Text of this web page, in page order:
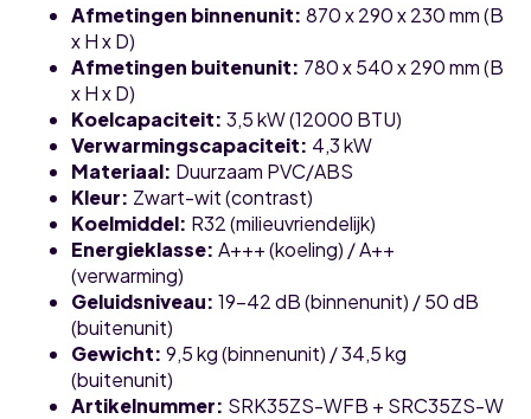
Afmetingen binnenunit: 870 x 290 x 230 mm (B
x H x D)
Afmetingen buitenunit: 780 x 540 x 290 mm (B
x H x D)
Koelcapaciteit: 3,5 kW (12000 BTU)
Verwarmingscapaciteit: 4,3 kW
Materiaal: Duurzaam PVC/ABS
Kleur: Zwart-wit (contrast)
Koelmiddel: R32 (milieuvriendelijk)
Energieklasse: A+++ (koeling) / A++
(verwarming)
Geluidsniveau: 19-42 dB (binnenunit) / 50 dB
(buitenunit)
Gewicht: 9,5 kg (binnenunit) / 34,5 kg
(buitenunit)
Artikelnummer: SRK35ZS-WFB + SRC35ZS-W